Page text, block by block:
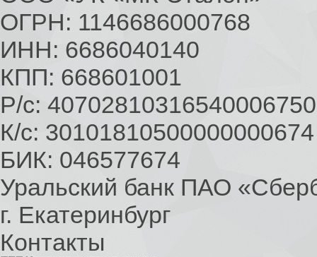
ОГРН: 1146686000768
ИНН: 6686040140
КПП: 668601001
Р/с: 40702810316540006750
К/с: 30101810500000000674
БИК: 046577674
Уральский банк ПАО
г. Екатеринбург
Контакты